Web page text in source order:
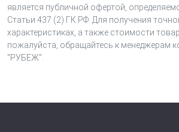
является публичной офертой,
Статьи 437 (2) ГК РФ. Для получения
характеристиках, а также стоимости
пожалуйста, обращайтесь к менеджерам
"РУБЕЖ".